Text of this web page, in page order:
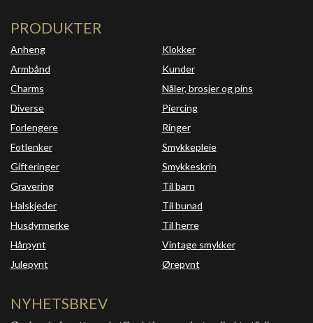
PRODUKTER
Anheng
Armbånd
Charms
Diverse
Forlengere
Fotlenker
Gifteringer
Gravering
Halskjeder
Husdyrmerke
Hårpynt
Julepynt
Klokker
Kunder
Nåler, brosjer og pins
Piercing
Ringer
Smykkepleie
Smykkeskrin
Til barn
Til bunad
Til herre
Vintage smykker
Ørepynt
NYHETSBREV